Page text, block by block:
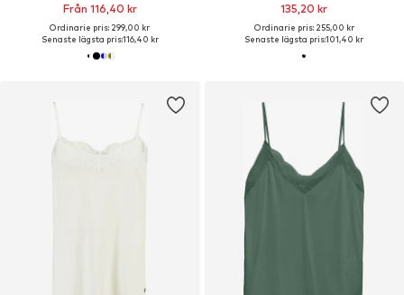
Från 116,40 kr
Ordinarie pris: 299,00 kr
Senaste lägsta pris:116,40 kr
135,20 kr
Ordinarie pris: 255,00 kr
Senaste lägsta pris:101,40 kr